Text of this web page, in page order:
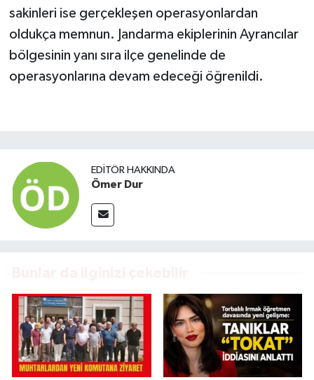
sakinleri ise gerçekleşen operasyonlardan
oldukça memnun. Jandarma ekiplerinin Ayrancılar
bölgesinin yanı sıra ilçe genelinde de
operasyonlarına devam edeceği öğrenildi.
EDITÖR HAKKINDA
Ömer Dur